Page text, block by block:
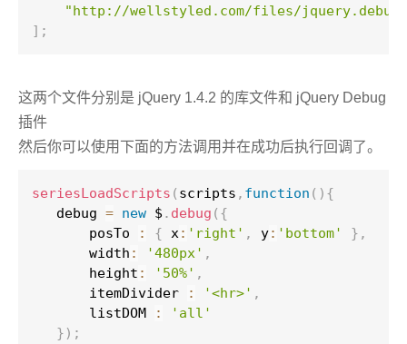
"http://wellstyled.com/files/
] ;
这两个文件分别是 jQuery 1.4.2 的库文件和 jQuery Debug
插件
然后你可以使用下面的方法调用并在成功后执行回调了。
seriesLoadScripts ( scripts , function ( ) {
   debug
= new $ . debug ( {
       posTo
: { x: 'right' , y: 'bottom' } ,
       width
: '480px' ,
       height
: '50%' ,
       itemDivider
: '<hr>' ,
       listDOM
:
'all'
} ) ;